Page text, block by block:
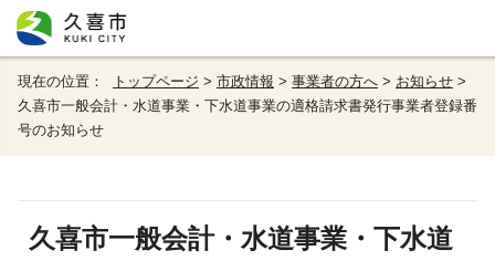
現在の位置： トップページ > 市政情報 > 事業者の方へ > お知らせ >
久喜市一般会計・水道事業・下水道事業の適格請求書発行事業者登録番
号のお知らせ
久喜市一般会計・水道事業・下水道